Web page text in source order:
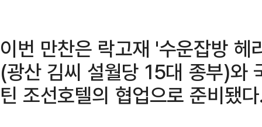
이번 만찬은 락고재 '수운잡방 헤
(광산 김씨 설월당 15대 종부)와
틴 조선호텔의 협업으로 준비됐